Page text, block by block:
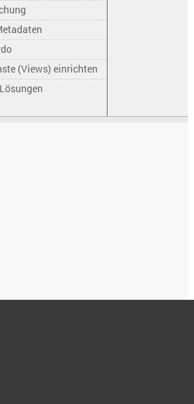
(Views) einrichten